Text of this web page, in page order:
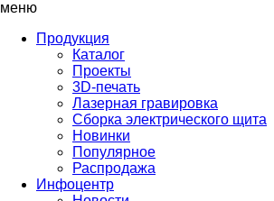
меню
Продукция
Каталог
Проекты
3D-печать
Лазерная гравировка
Сборка электрического щита
Новинки
Популярное
Распродажа
Инфоцентр